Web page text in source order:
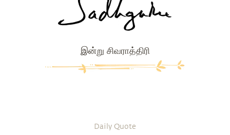
இன்று சிவராத்திரி
Daily Quote